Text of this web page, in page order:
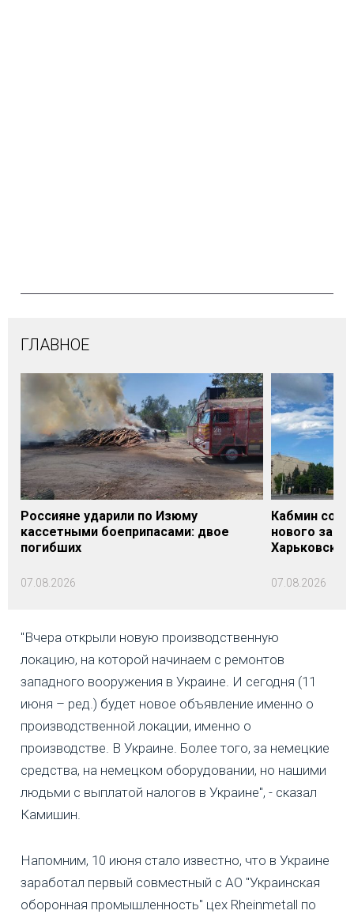
ГЛАВНОЕ
Россияне ударили по Изюму
кассетными боеприпасами: двое
погибших
07.08.2026
Кабмин
нового
07.08.2026
"Вчера открыли новую производственную
локацию, на которой начинаем с ремонтов
западного вооружения в Украине. И сегодня (11
июня – ред.) будет новое объявление именно о
производственной локации, именно о
производстве. В Украине. Более того, за немецкие
средства, на немецком оборудовании, но нашими
людьми с выплатой налогов в Украине", - сказал
Камишин.
Напомним, 10 июня стало известно, что в Украине
заработал первый совместный с АО "Украинская
оборонная промышленность" цех Rheinmetall по